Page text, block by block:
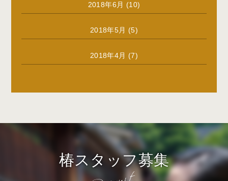
2018年6月 (10)
2018年5月 (5)
2018年4月 (7)
椿スタッフ募集